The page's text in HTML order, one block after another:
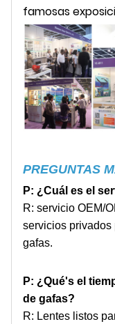
famosas
PREGUNTAS
P: ¿Cuál es el
R: servicio OEM/
servicios privados
gafas.
P: ¿Qué's el
de gafas?
R: Lentes listos